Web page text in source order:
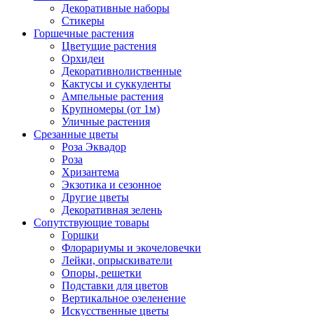
Декоративные наборы
Стикеры
Горшечные растения
Цветущие растения
Орхидеи
Декоративнолиственные
Кактусы и суккуленты
Ампельные растения
Крупномеры (от 1м)
Уличные растения
Срезанные цветы
Роза Эквадор
Роза
Хризантема
Экзотика и сезонное
Другие цветы
Декоративная зелень
Сопутствующие товары
Горшки
Флорариумы и экочеловечки
Лейки, опрыскиватели
Опоры, решетки
Подставки для цветов
Вертикальное озеленение
Искусственные цветы